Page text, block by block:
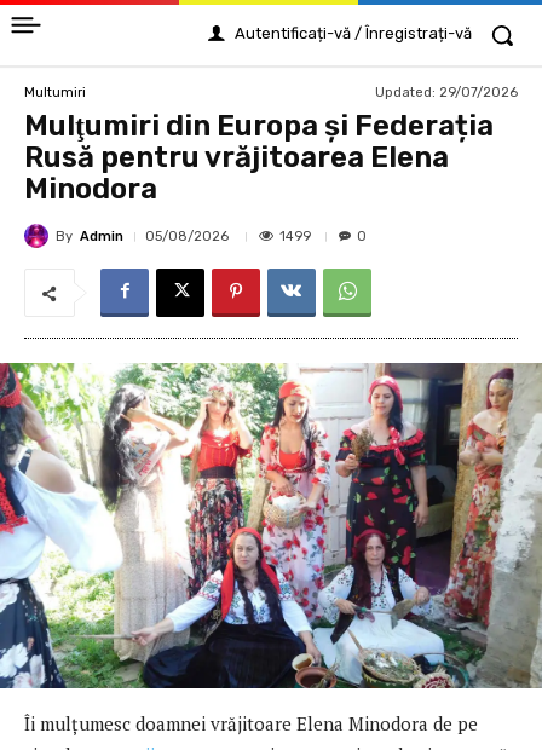
Autentificați-vă / Înregistrați-vă
Multumiri Updated: 29/07/2026
Mulţumiri din Europa și Federația
Rusă pentru vrăjitoarea Elena
Minodora
By Admin 05/08/2026 1499 0
Îi mulţumesc doamnei vrăjitoare Elena Minodora de pe